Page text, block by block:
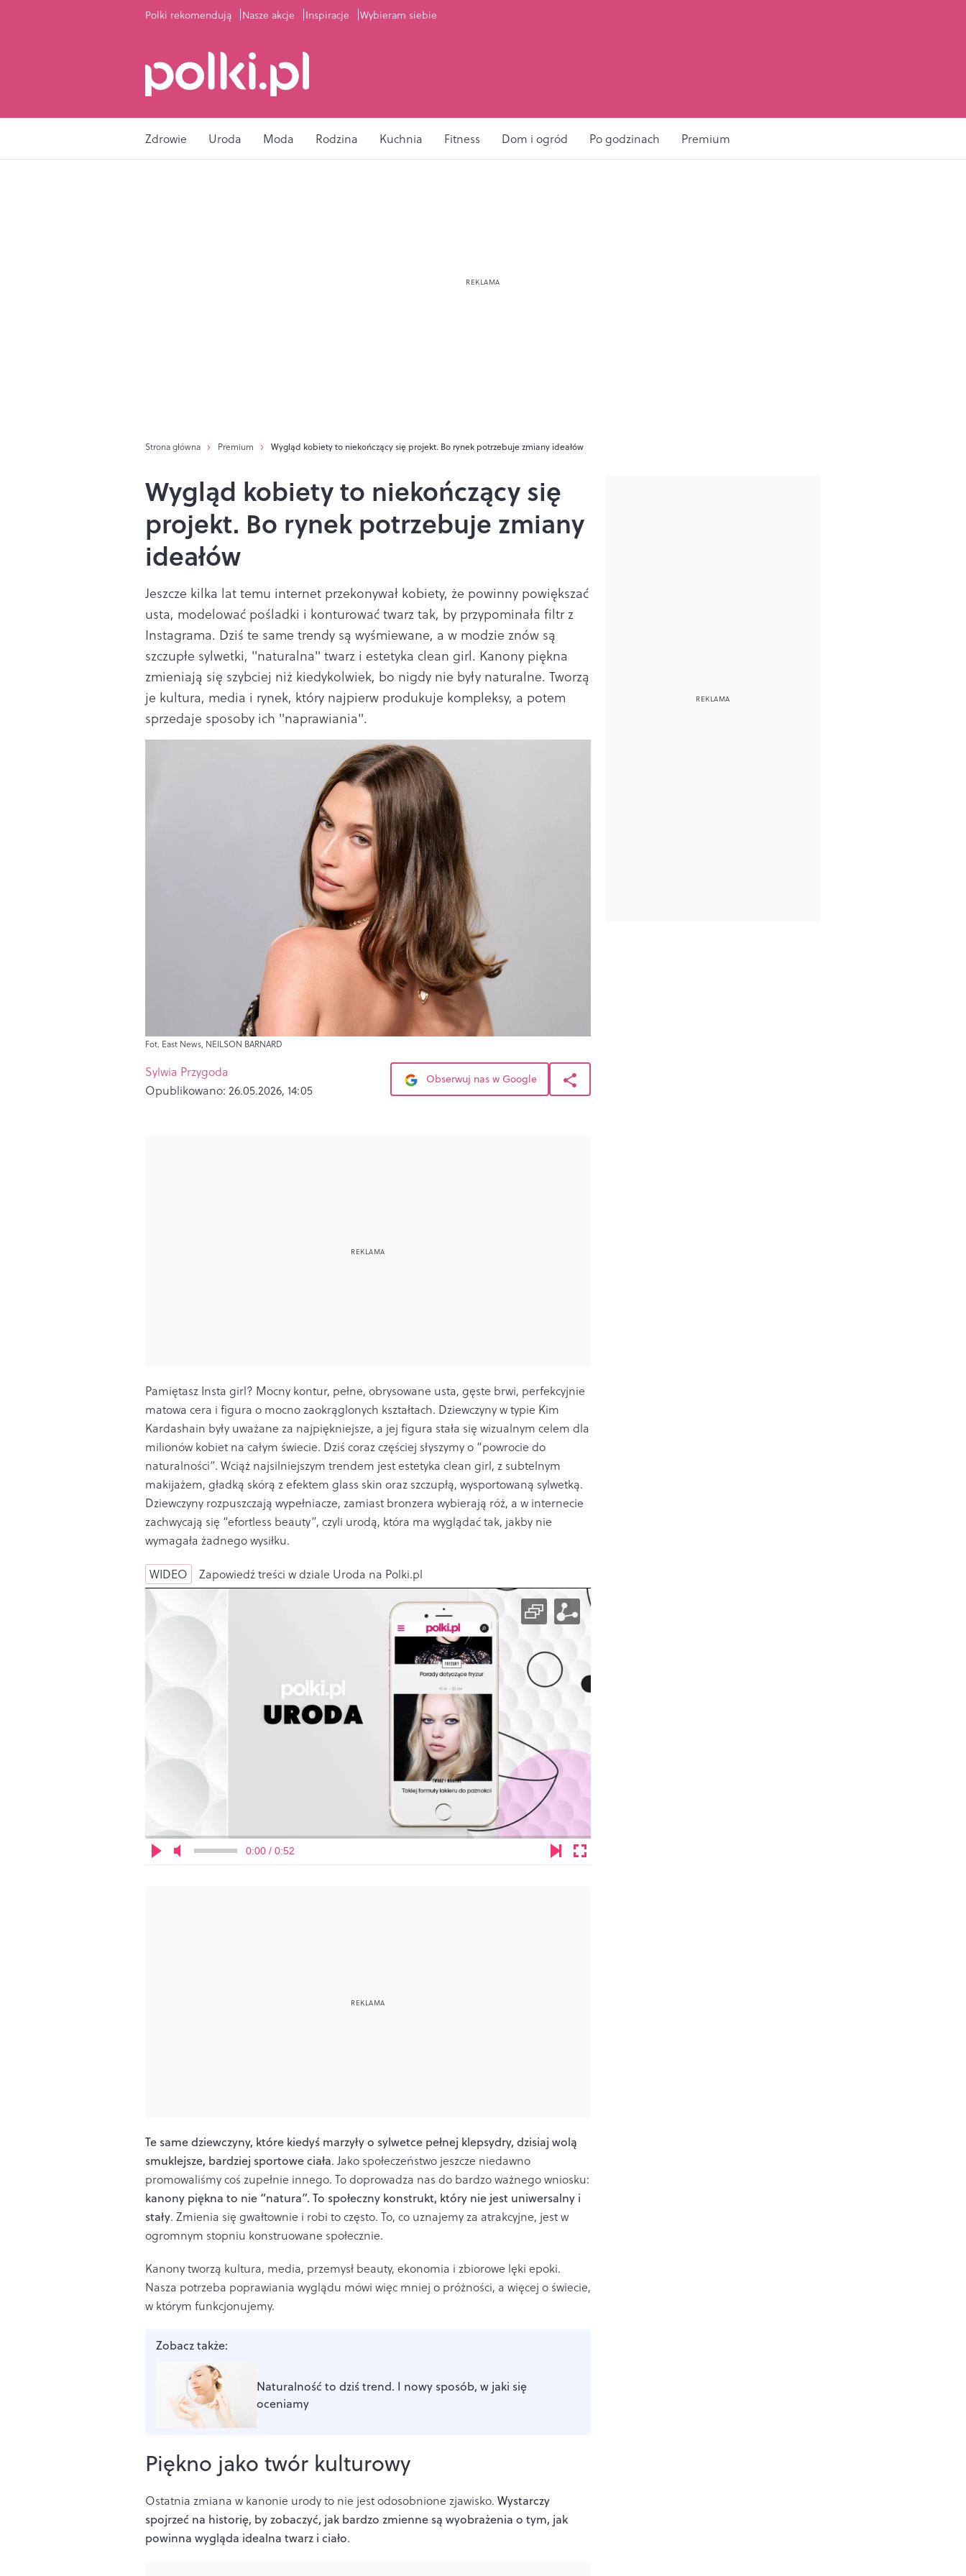
Polki rekomendują Nasze akcje Inspiracje Wybieram siebie
Zdrowie Uroda Moda Rodzina Kuchnia Fitness Dom i ogród Po godzinach Premium
Strona główna Premium Wygląd kobiety to niekończący się projekt. Bo rynek potrzebuje zmiany ideałów
Wygląd kobiety to niekończący się
projekt. Bo rynek potrzebuje zmiany
ideałów
Jeszcze kilka lat temu internet przekonywał kobiety, że powinny powiększać
usta, modelować pośladki i konturować twarz tak, by przypominała filtr z
Instagrama. Dziś te same trendy są wyśmiewane, a w modzie znów są
szczupłe sylwetki, "naturalna" twarz i estetyka clean girl. Kanony piękna
zmieniają się szybciej niż kiedykolwiek, bo nigdy nie były naturalne. Tworzą
je kultura, media i rynek, który najpierw produkuje kompleksy, a potem
sprzedaje sposoby ich "naprawiania".
Fot. East News, NEILSON BARNARD
Sylwia Przygoda
Opublikowano: 26.05.2026, 14:05
Obserwuj nas w Google
Pamiętasz Insta girl? Mocny kontur, pełne, obrysowane usta, gęste brwi, perfekcyjnie
matowa cera i figura o mocno zaokrąglonych kształtach. Dziewczyny w typie Kim
Kardashain były uważane za najpiękniejsze, a jej figura stała się wizualnym celem dla
milionów kobiet na całym świecie. Dziś coraz częściej słyszymy o “powrocie do
naturalności”. Wciąż najsilniejszym trendem jest estetyka clean girl, z subtelnym
makijażem, gładką skórą z efektem glass skin oraz szczupłą, wysportowaną sylwetką.
Dziewczyny rozpuszczają wypełniacze, zamiast bronzera wybierają róż, a w internecie
zachwycają się “efortless beauty”, czyli urodą, która ma wyglądać tak, jakby nie
wymagała żadnego wysiłku.
WIDEO Zapowiedź treści w dziale Uroda na Polki.pl
0:00 / 0:52
Te same dziewczyny, które kiedyś marzyły o sylwetce pełnej klepsydry, dzisiaj wolą
smuklejsze, bardziej sportowe ciała. Jako społeczeństwo jeszcze niedawno
promowaliśmy coś zupełnie innego. To doprowadza nas do bardzo ważnego wniosku:
kanony piękna to nie “natura”. To społeczny konstrukt, który nie jest uniwersalny i
stały. Zmienia się gwałtownie i robi to często. To, co uznajemy za atrakcyjne, jest w
ogromnym stopniu konstruowane społecznie.
Kanony tworzą kultura, media, przemysł beauty, ekonomia i zbiorowe lęki epoki.
Nasza potrzeba poprawiania wyglądu mówi więc mniej o próżności, a więcej o świecie,
w którym funkcjonujemy.
Zobacz także:
Naturalność to dziś trend. I nowy sposób, w jaki się
oceniamy
Piękno jako twór kulturowy
Ostatnia zmiana w kanonie urody to nie jest odosobnione zjawisko. Wystarczy
spojrzeć na historię, by zobaczyć, jak bardzo zmienne są wyobrażenia o tym, jak
powinna wygląda idealna twarz i ciało.